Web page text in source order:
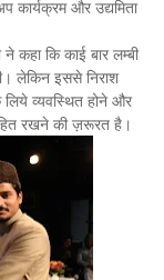
कार्यक्रम और उद्यमिता
ने कहा कि काई बार लम्बी
लेकिन इससे निराश
व्यवस्थित होने और
रखने की ज़रूरत है।